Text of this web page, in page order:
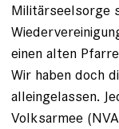
Militärseelsorge
einen alten
Wir haben doch
alleingelassen.
Volksarmee